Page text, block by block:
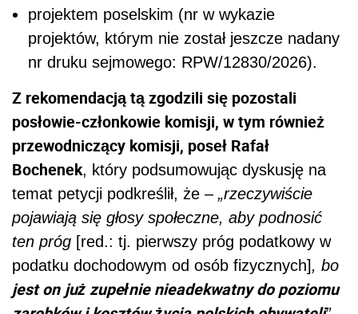
projektem poselskim (nr w wykazie
projektów, którym nie został jeszcze nadany
nr druku sejmowego: RPW/12830/2026).
Z rekomendacją tą zgodzili się pozostali
posłowie-członkowie komisji, w tym również
przewodniczący komisji, poseł Rafał
Bochenek, który podsumowując dyskusję na
temat petycji podkreślił, że – „rzeczywiście
pojawiają się głosy społeczne, aby podnosić
ten próg [red.: tj. pierwszy próg podatkowy w
podatku dochodowym od osób fizycznych], bo
jest on już zupełnie nieadekwatny do poziomu